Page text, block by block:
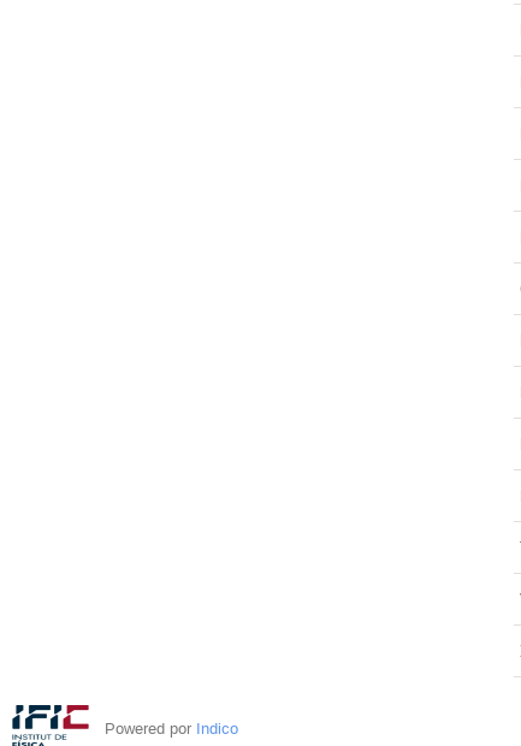
Powered por Indico